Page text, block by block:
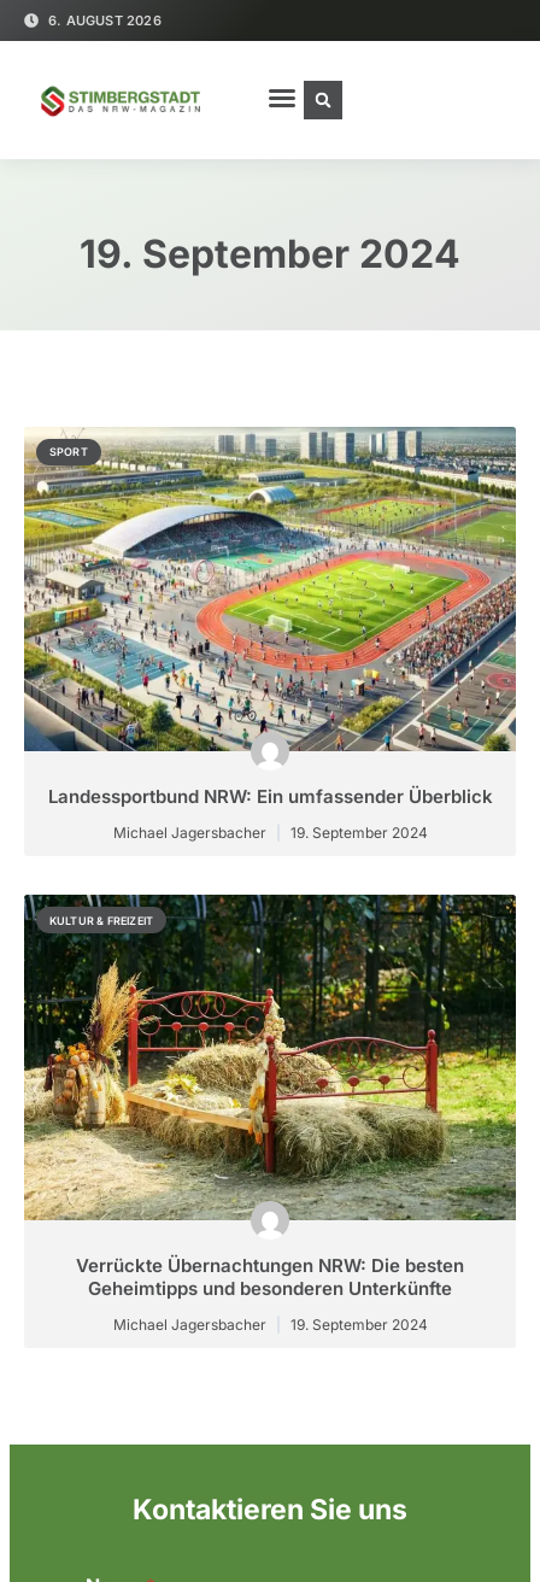
6. AUGUST 2026
19. September 2024
SPORT
Landessportbund NRW: Ein umfassender Überblick
Michael Jagersbacher 19. September 2024
KULTUR & FREIZEIT
Verrückte Übernachtungen NRW: Die besten
Geheimtipps und besonderen Unterkünfte
Michael Jagersbacher 19. September 2024
Kontaktieren Sie uns